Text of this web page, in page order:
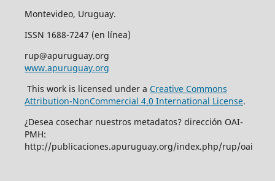
Montevideo, Uruguay.
ISSN 1688-7247 (en línea)
rup@apuruguay.org
www.apuruguay.org
This work is licensed under a Creative Commons
Attribution-NonCommercial 4.0 International License.
¿Desea cosechar nuestros metadatos? dirección OAI-
PMH:
http://publicaciones.apuruguay.org/index.php/rup/oai